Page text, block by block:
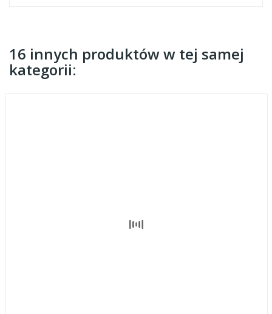
16 innych produktów w tej samej
kategorii: